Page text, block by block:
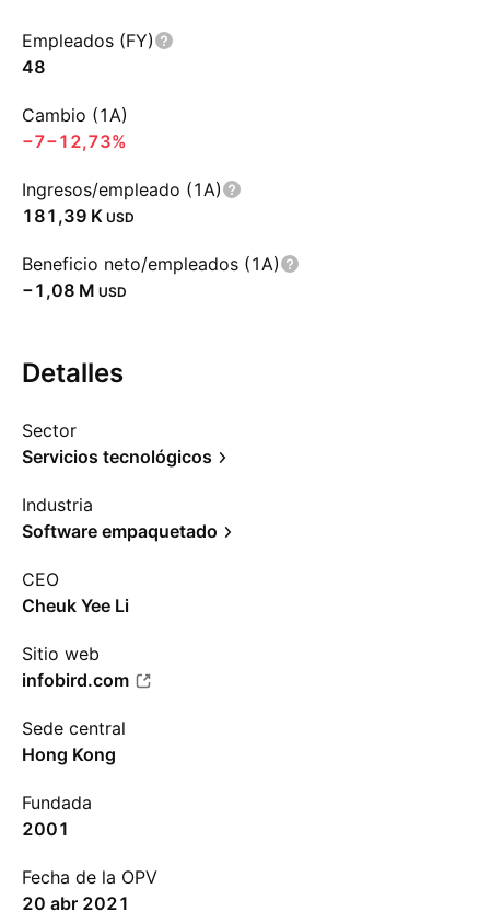
Empleados (FY)
48
Cambio (1A)
−7−12,73%
Ingresos/empleado (1A)
‪181,39 K‬ USD
Beneficio neto/empleados (1A)
‪−1,08 M‬ USD
Detalles
Sector
Servicios tecnológicos
Industria
Software empaquetado
CEO
Cheuk Yee Li
Sitio web
infobird.com
Sede central
Hong Kong
Fundada
2001
Fecha de la OPV
20 abr 2021